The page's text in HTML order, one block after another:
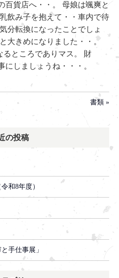
百貨店へ・・。 母娘は颯爽と
飲み子を抱えて・・車内で待
分転換になったことでしょ
大きめになりました・・。
るところでありマス。 財
にしましょうね・・・。
書類 »
の投稿
和8年度）
手仕事展」